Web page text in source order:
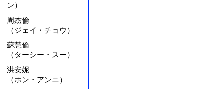
ン）
周杰倫
（ジェイ・チョウ）
蘇慧倫
（ターシー・スー）
洪安妮
（ホン・アンニ）